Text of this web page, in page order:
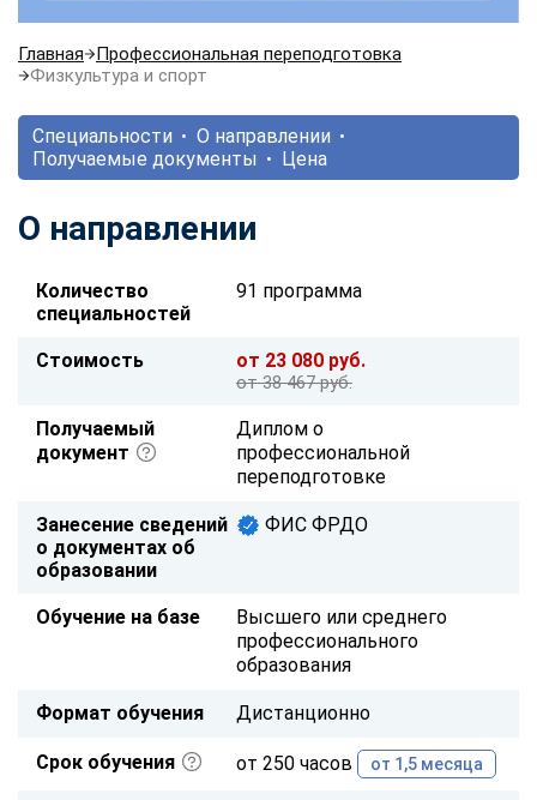
Главная
Профессиональная переподготовка
Физкультура и спорт
Специальности
О направлении
Получаемые документы
Цена
О направлении
Количество
специальностей
91 программа
Стоимость от 23 080 руб.
от 38 467 руб.
Получаемый
документ
Диплом о
профессиональной
переподготовке
Занесение сведений
о документах об
образовании
ФИС ФРДО
Обучение на базе
Высшего или среднего
профессионального
образования
Формат обучения Дистанционно
Срок обучения от 250 часов от 1,5 месяца